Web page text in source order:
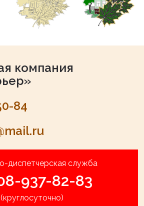
компания
84
диспетчерская служба
937-82-83
(круглосуточно)